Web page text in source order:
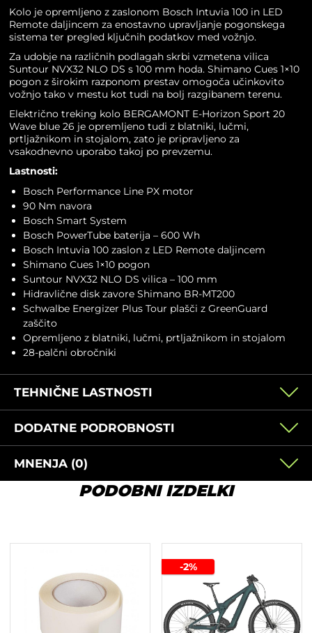
Kolo je opremljeno z zaslonom Bosch Intuvia 100 in LED
Remote daljincem za enostavno upravljanje pogonskega
sistema ter pregled ključnih podatkov med vožnjo.
Za udobje na različnih podlagah skrbi vzmetena vilica
Suntour NVX32 NLO DS s 100 mm hoda. Shimano Cues 1×10
pogon z širokim razponom prestav omogoča učinkovito
vožnjo tako v mestu kot tudi na bolj razgibanem terenu.
Električno treking kolo BERGAMONT E-Horizon Sport 20
Wave blue 26 je opremljeno tudi z blatniki, lučmi,
prtljažnikom in stojalom, zato je pripravljeno za
vsakodnevno uporabo takoj po prevzemu.
Lastnosti:
Bosch Performance Line PX motor
90 Nm navora
Bosch Smart System
Bosch PowerTube baterija – 600 Wh
Bosch Intuvia 100 zaslon z LED Remote daljincem
Shimano Cues 1×10 pogon
Suntour NVX32 NLO DS vilica – 100 mm
Hidravlične disk zavore Shimano BR-MT200
Schwalbe Energizer Plus Tour plašči z GreenGuard
zaščito
Opremljeno z blatniki, lučmi, prtljažnikom in stojalom
28-palčni obročniki
TEHNIČNE LASTNOSTI
DODATNE PODROBNOSTI
MNENJA (0)
PODOBNI IZDELKI
-2%